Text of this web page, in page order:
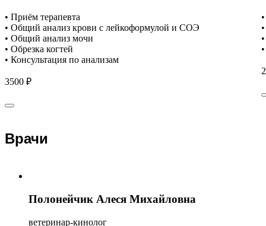
• Приём терапевта
• Общий анализ крови с лейкоформулой и СОЭ
• Общий анализ мочи
• Обрезка когтей
• Консультация по анализам
3500 ₽
Врачи
Полонейчик Алеся Михайловна
ветеринар-кинолог